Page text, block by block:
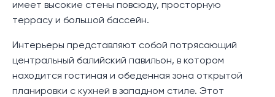
имеет высокие стены повсюду, просторную
террасу и большой бассейн.
Интерьеры представляют собой потрясающий
центральный балийский павильон, в котором
находится гостиная и обеденная зона открытой
планировки с кухней в западном стиле. Этот